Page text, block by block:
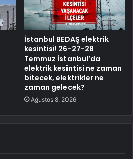
İstanbul BEDAŞ elektrik
kesintisi! 26-27-28
Temmuz İstanbul’da
elektrik kesintisi ne zaman
bitecek, elektrikler ne
zaman gelecek?
Ağustos 8, 2026